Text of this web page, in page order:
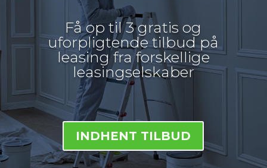
Få op til 3 gratis og
uforpligtende tilbud på
leasing fra forskellige
leasingselskaber
INDHENT TILBUD